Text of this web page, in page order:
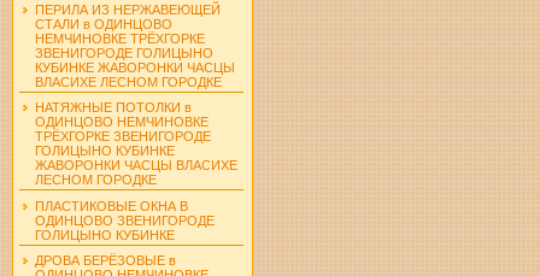
ПЕРИЛА ИЗ НЕРЖАВЕЮЩЕЙ
СТАЛИ в ОДИНЦОВО
НЕМЧИНОВКЕ ТРЁХГОРКЕ
ЗВЕНИГОРОДЕ ГОЛИЦЫНО
КУБИНКЕ ЖАВОРОНКИ ЧАСЦЫ
ВЛАСИХЕ ЛЕСНОМ ГОРОДКЕ
НАТЯЖНЫЕ ПОТОЛКИ в
ОДИНЦОВО НЕМЧИНОВКЕ
ТРЁХГОРКЕ ЗВЕНИГОРОДЕ
ГОЛИЦЫНО КУБИНКЕ
ЖАВОРОНКИ ЧАСЦЫ ВЛАСИХЕ
ЛЕСНОМ ГОРОДКЕ
ПЛАСТИКОВЫЕ ОКНА В
ОДИНЦОВО ЗВЕНИГОРОДЕ
ГОЛИЦЫНО КУБИНКЕ
ДРОВА БЕРЁЗОВЫЕ в